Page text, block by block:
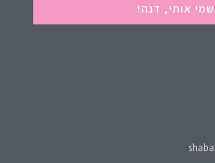
אותי, דנה!